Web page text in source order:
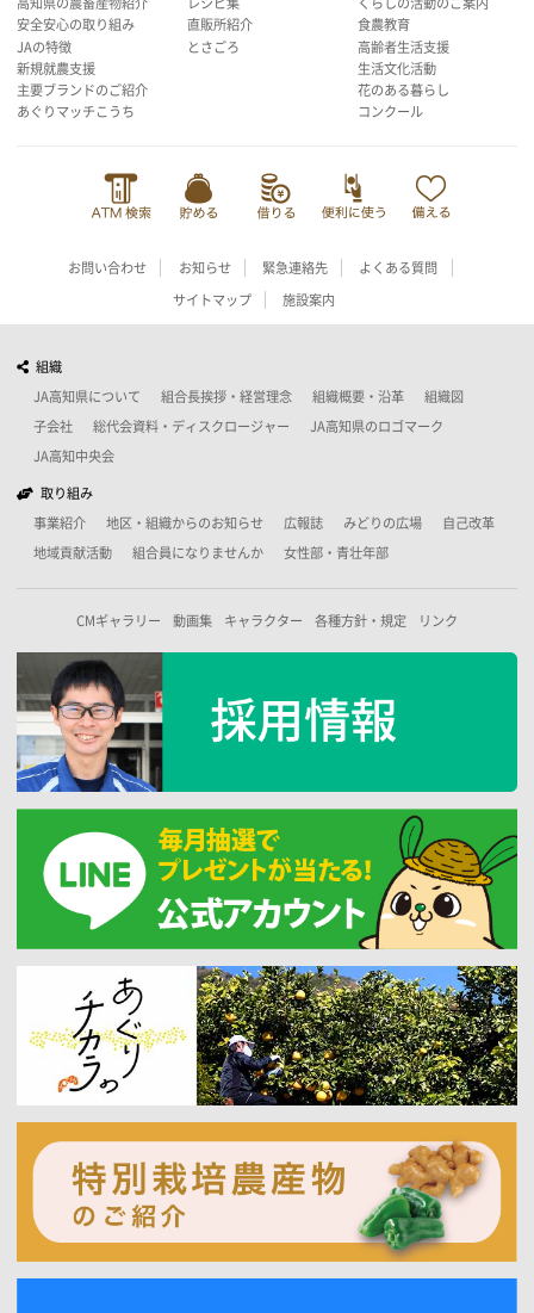
高知県の農畜産物紹介
安全安心の取り組み
JAの特徴
新規就農支援
主要ブランドのご紹介
あぐりマッチこうち
レシピ集
直販所紹介
とさごろ
くらしの活動のご案内
食農教育
高齢者生活支援
生活文化活動
花のある暮らし
コンクール
お問い合わせ お知らせ 緊急連絡先 よくある質問
サイトマップ 施設案内
組織
JA高知県について 組合長挨拶・経営理念 組織概要・沿革 組織図
子会社 総代会資料・ディスクロージャー JA高知県のロゴマーク
JA高知中央会
取り組み
事業紹介 地区・組織からのお知らせ 広報誌 みどりの広場 自己改革
地域貢献活動 組合員になりませんか 女性部・青壮年部
CMギャラリー 動画集 キャラクター 各種方針・規定 リンク